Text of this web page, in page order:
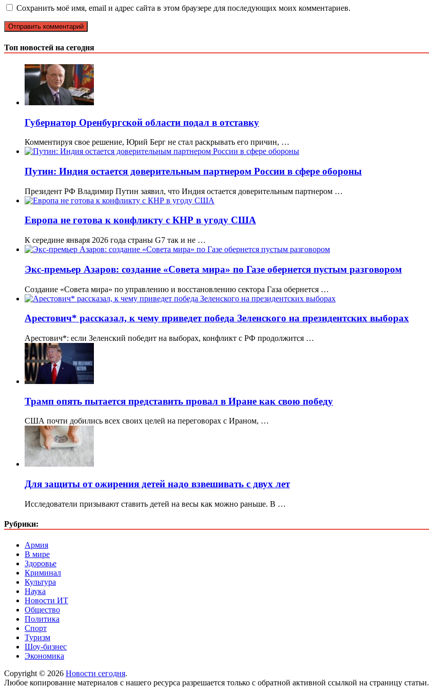
Сохранить моё имя, email и адрес сайта в этом браузере для последующих моих комментариев.
Топ новостей на сегодня
Губернатор Оренбургской области подал в отставку
Комментируя свое решение, Юрий Берг не стал раскрывать его причин, …
Путин: Индия остается доверительным партнером России в сфере обороны
Президент РФ Владимир Путин заявил, что Индия остается доверительным партнером …
Европа не готова к конфликту с КНР в угоду США
К середине января 2026 года страны G7 так и не …
Экс-премьер Азаров: создание «Совета мира» по Газе обернется пустым разговором
Создание «Совета мира» по управлению и восстановлению сектора Газа обернется …
Арестович* рассказал, к чему приведет победа Зеленского на президентских выборах
Арестович*: если Зеленский победит на выборах, конфликт с РФ продолжится …
Трамп опять пытается представить провал в Иране как свою победу
США почти добились всех своих целей на переговорах с Ираном, …
Для защиты от ожирения детей надо взвешивать с двух лет
Исследователи призывают ставить детей на весы как можно раньше. В …
Рубрики:
Армия
В мире
Здоровье
Криминал
Культура
Наука
Новости ИТ
Общество
Политика
Спорт
Туризм
Шоу-бизнес
Экономика
Copyright © 2026 Новости сегодня.
Любое копирование материалов с нашего ресурса разрешается только с обратной активной ссылкой на страницу статьи.